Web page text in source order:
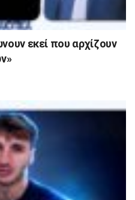
εκεί που αρχίζουν